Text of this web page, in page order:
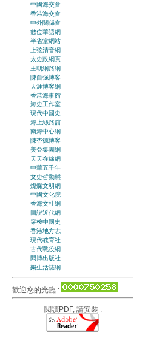
中國海交會
香港海交會
中外關係會
數位華語網
半省堂網站
上弦清音網
太史政網頁
王朝網路網
陳自強博客
天涯博客網
香港海事館
海史工作室
現代中國史
海上絲路舘
南海中心網
陳杏德博客
美亞集團網
天天在線網
中華五千年
文史哲動態
燦爛文明網
中國文化院
香海文社網
圖説近代網
穿梭中國史
香港地方志
現代教育社
古代戰役網
閎博出版社
樂生活誌網
歡迎您的光臨 :
閱讀PDF, 請安裝 :